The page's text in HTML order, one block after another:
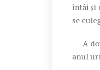
întâi și
se
A
anul